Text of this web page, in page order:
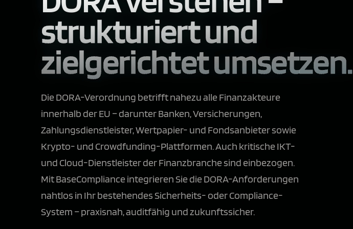
strukturiert und
zielgerichtet umsetzen.
Die DORA-Verordnung betrifft nahezu alle Finanzakteure
innerhalb der EU – darunter Banken, Versicherungen,
Zahlungsdienstleister, Wertpapier- und Fondsanbieter sowie
Krypto- und Crowdfunding-Plattformen. Auch kritische IKT-
und Cloud-Dienstleister der Finanzbranche sind einbezogen.
Mit BaseCompliance integrieren Sie die DORA-Anforderungen
nahtlos in Ihr bestehendes Sicherheits- oder Compliance-
System – praxisnah, auditfähig und zukunftssicher.